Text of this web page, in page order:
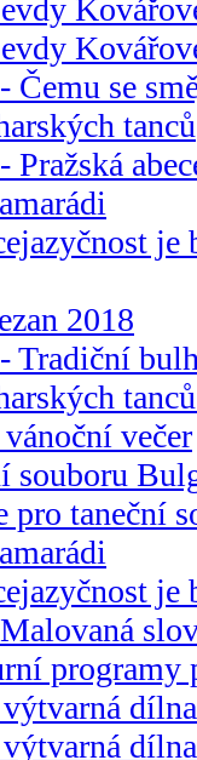
Čemu se
tanců
Pražská
je
2018
Tradiční
večer
souboru
pro taneční
je
programy